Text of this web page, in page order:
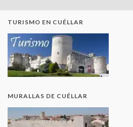
TURISMO EN CUÉLLAR
MURALLAS DE CUÉLLAR